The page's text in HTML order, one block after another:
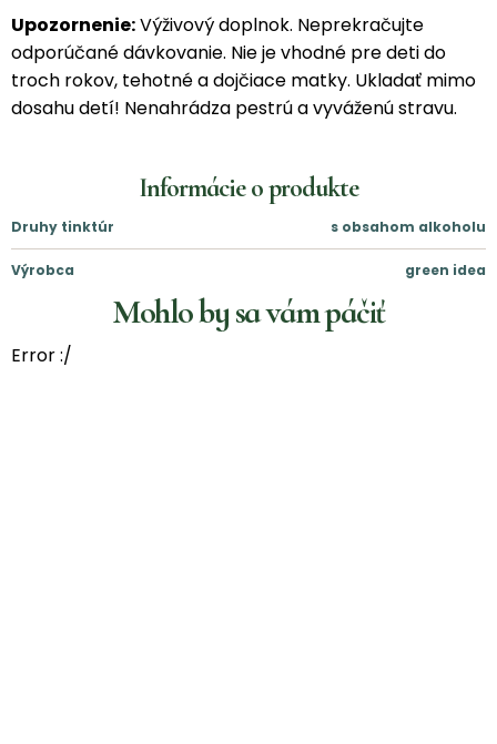
Upozornenie:Výživový doplnok. Neprekračujte
odporúčané dávkovanie. Nie je vhodné pre deti do
troch rokov, tehotné a dojčiace matky. Ukladať mimo
dosahu detí! Nenahrádza pestrú a vyváženú stravu.
Informácie o produkte
Druhy tinktúr s obsahom alkoholu
Výrobca green idea
Mohlo by sa vám páčiť
Error :/